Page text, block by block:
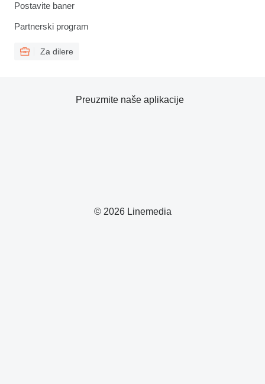
Postavite baner
Partnerski program
Za dilere
© 2026 Linemedia
Preuzmite naše aplikacije